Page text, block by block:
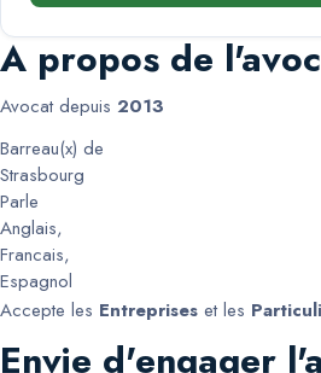
A propos de
Avocat depuis 2013
Barreau(x) de
Strasbourg
Parle
Anglais,
Francais,
Espagnol
Accepte les Entreprises et les
Envie d'engager